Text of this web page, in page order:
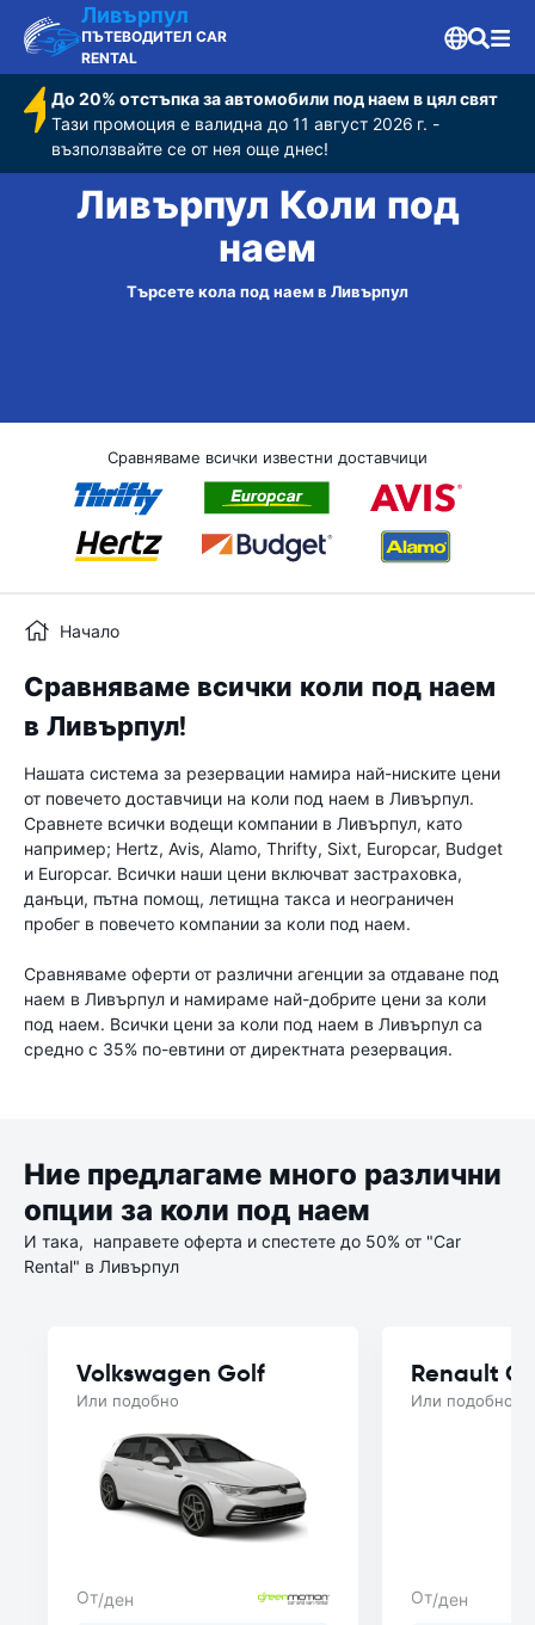
Ливърпул
ПЪТЕВОДИТЕЛ CAR
RENTAL
До 20% отстъпка за автомобили под наем в цял свят
Тази промоция е валидна до 11 август 2026 г. -
възползвайте се от нея още днес!
Ливърпул Коли под
наем
Търсете кола под наем в Ливърпул
Сравняваме всички известни доставчици
Начало
Сравняваме всички коли под наем
в Ливърпул!
Нашата система за резервации намира най-ниските цени
от повечето доставчици на коли под наем в Ливърпул.
Сравнете всички водещи компании в Ливърпул, като
например; Hertz, Avis, Alamo, Thrifty, Sixt, Europcar, Budget
и Europcar. Всички наши цени включват застраховка,
данъци, пътна помощ, летищна такса и неограничен
пробег в повечето компании за коли под наем.
Сравняваме оферти от различни агенции за отдаване под
наем в Ливърпул и намираме най-добрите цени за коли
под наем. Всички цени за коли под наем в Ливърпул са
средно с 35% по-евтини от директната резервация.
Ние предлагаме много различни
опции за коли под наем
И така, направете оферта и спестете до 50% от "Car
Rental" в Ливърпул
Volkswagen Golf
Или подобно
От/ден
Renault
Или подобно
От/ден